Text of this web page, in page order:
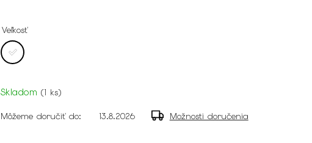
Veľkosť
Skladom (1 ks)
Môžeme doručiť do: 13.8.2026 Možnosti doručenia